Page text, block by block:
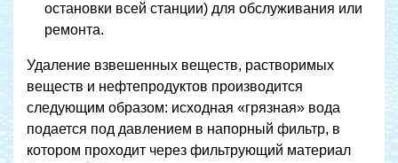
остановки всей станции) для обслуживания или
ремонта.
Удаление взвешенных веществ, растворимых
веществ и нефтепродуктов производится
следующим образом: исходная «грязная» вода
подается под давлением в напорный фильтр, в
котором проходит через фильтрующий материал